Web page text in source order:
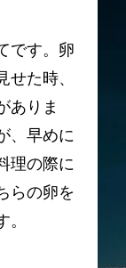
です。卵
た時、
ありま
、早めに
理の際に
らの卵を